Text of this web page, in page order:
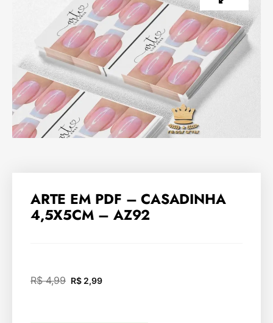
ARTE EM PDF – CASADINHA
4,5X5CM – AZ92
R$4,99 R$ 2,99